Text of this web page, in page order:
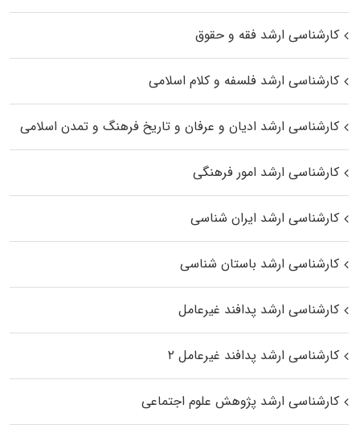
کارشناسی ارشد فقه و حقوق
کارشناسی ارشد فلسفه و کلام اسلامی
کارشناسی ارشد ادیان و عرفان و تاریخ فرهنگ و تمدن اسلامی
کارشناسی ارشد امور فرهنگی
کارشناسی ارشد ایران شناسی
کارشناسی ارشد باستان شناسی
کارشناسی ارشد پدافند غیرعامل
کارشناسی ارشد پدافند غیرعامل ۲
کارشناسی ارشد پژوهش علوم اجتماعی